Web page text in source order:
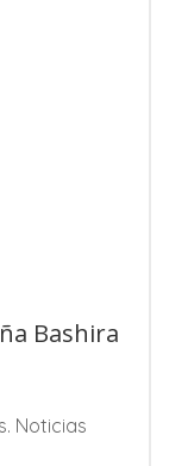
Bashira
Noticias